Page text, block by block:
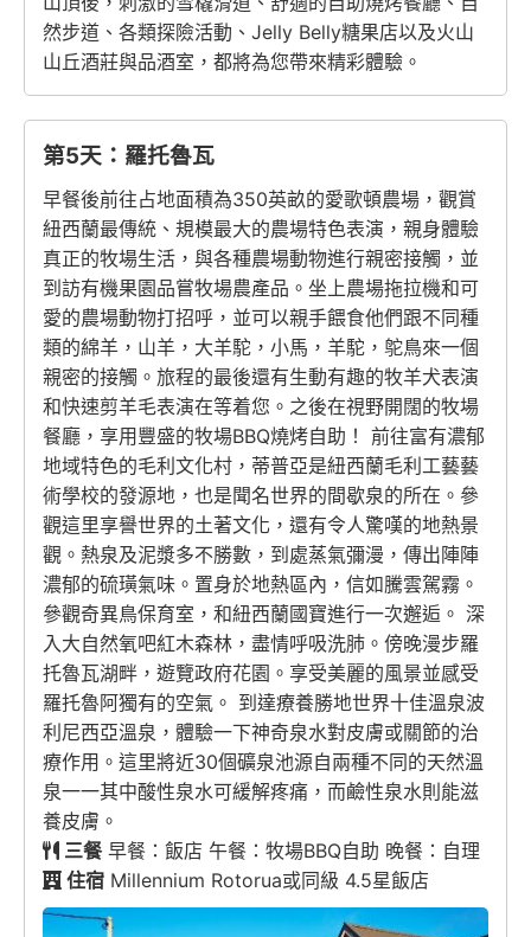
然步道、各類探險活動、Jelly Belly糖果店以及火山
山丘酒莊與品酒室，都將為您帶來精彩體驗。
第5天：羅托魯瓦
早餐後前往占地面積為350英畝的愛歌頓農場，觀賞
紐西蘭最傳統、規模最大的農場特色表演，親身體驗
真正的牧場生活，與各種農場動物進行親密接觸，並
到訪有機果園品嘗牧場農產品。坐上農場拖拉機和可
愛的農場動物打招呼，並可以親手餵食他們跟不同種
類的綿羊，山羊，大羊駝，小馬，羊駝，鸵鳥來一個
親密的接觸。旅程的最後還有生動有趣的牧羊犬表演
和快速剪羊毛表演在等着您。之後在視野開闊的牧場
餐廳，享用豐盛的牧場BBQ燒烤自助！ 前往富有濃郁
地域特色的毛利文化村，蒂普亞是紐西蘭毛利工藝藝
術學校的發源地，也是聞名世界的間歇泉的所在。參
觀這里享譽世界的土著文化，還有令人驚嘆的地熱景
觀。熱泉及泥漿多不勝數，到處蒸氣彌漫，傳出陣陣
濃郁的硫璜氣味。置身於地熱區內，信如騰雲駕霧。
參觀奇異鳥保育室，和紐西蘭國寶進行一次邂逅。 深
入大自然氧吧紅木森林，盡情呼吸洗肺。傍晚漫步羅
托魯瓦湖畔，遊覽政府花園。享受美麗的風景並感受
羅托魯阿獨有的空氣。 到達療養勝地世界十佳溫泉波
利尼西亞溫泉，體驗一下神奇泉水對皮膚或關節的治
療作用。這里將近30個礦泉池源自兩種不同的天然溫
泉一一其中酸性泉水可緩解疼痛，而鹼性泉水則能滋
養皮膚。
三餐早餐：飯店 午餐：牧場BBQ自助 晚餐：自理
住宿 Millennium Rotorua或同級 4.5星飯店